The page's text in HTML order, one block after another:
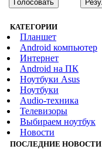
КАТЕГОРИИ
Планшет
Android компьютер
Интернет
Android на ПК
Ноутбуки Asus
Ноутбуки
Audiо-техника
Телевизоры
Выбираем ноутбук
Новости
ПОСЛЕДНИЕ НОВОСТИ